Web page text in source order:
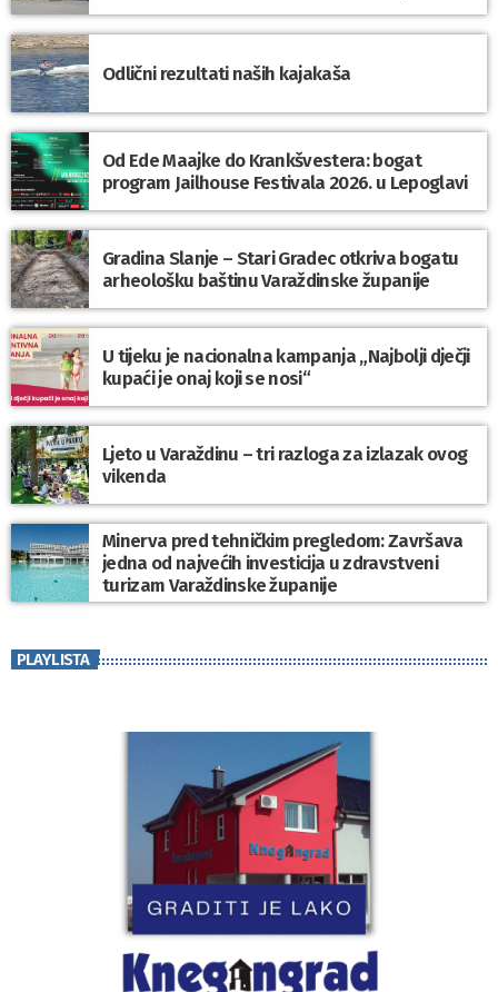
Odlični rezultati naših kajakaša
Od Ede Maajke do Krankšvestera: bogat
program Jailhouse Festivala 2026. u Lepoglavi
Gradina Slanje – Stari Gradec otkriva bogatu
arheološku baštinu Varaždinske županije
U tijeku je nacionalna kampanja „Najbolji dječji
kupaći je onaj koji se nosi“
Ljeto u Varaždinu – tri razloga za izlazak ovog
vikenda
Minerva pred tehničkim pregledom: Završava
jedna od najvećih investicija u zdravstveni
turizam Varaždinske županije
PLAYLISTA